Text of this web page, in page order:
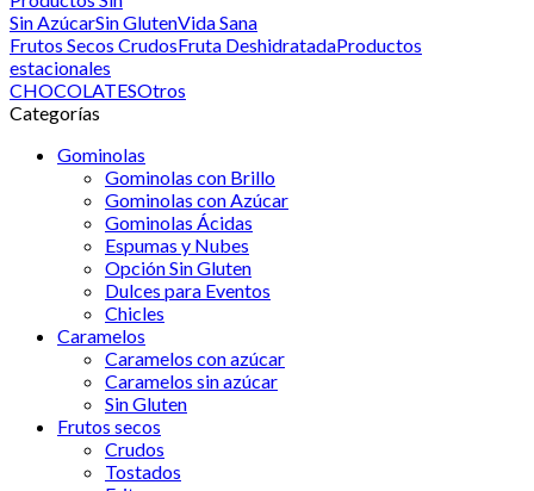
Sin AzúcarSin GlutenVida Sana
Frutos Secos CrudosFruta DeshidratadaProductos
estacionales
CHOCOLATESOtros
Categorías
Gominolas
Gominolas con Brillo
Gominolas con Azúcar
Gominolas Ácidas
Espumas y Nubes
Opción Sin Gluten
Dulces para Eventos
Chicles
Caramelos
Caramelos con azúcar
Caramelos sin azúcar
Sin Gluten
Frutos secos
Crudos
Tostados